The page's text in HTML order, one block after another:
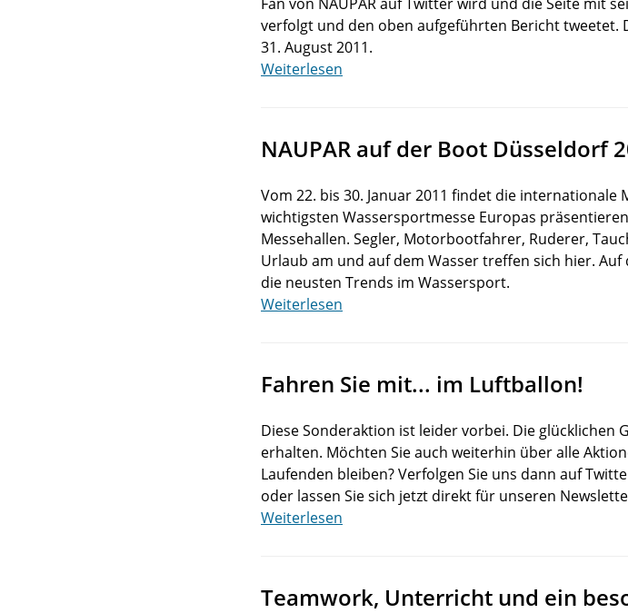
verfolgt und den oben aufgeführten Bericht tweetet.
31. August 2011.
Weiterlesen
NAUPAR auf der Boot Düsseldorf
Vom 22. bis 30. Januar 2011 findet die
wichtigsten Wassersportmesse Europas
Messehallen. Segler, Motorbootfahrer, Ruderer,
Urlaub am und auf dem Wasser treffen sich hier.
die neusten Trends im Wassersport.
Weiterlesen
Fahren Sie mit... im Luftballon!
Diese Sonderaktion ist leider vorbei. Die glücklichen
erhalten. Möchten Sie auch weiterhin über alle
Laufenden bleiben? Verfolgen Sie uns dann auf
oder lassen Sie sich jetzt direkt für unseren
Weiterlesen
Teamwork, Unterricht und ein